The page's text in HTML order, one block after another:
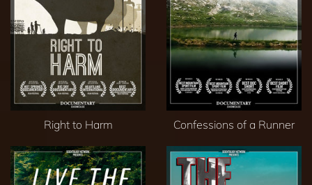
Right to Harm Confessions of a Runner